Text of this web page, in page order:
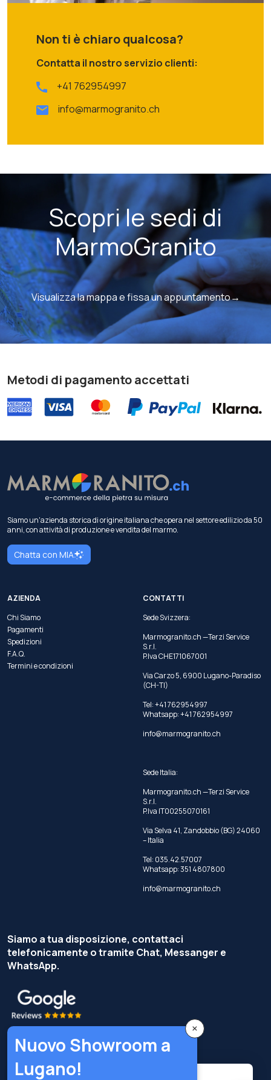
Non ti è chiaro qualcosa?
Contatta il nostro servizio clienti:
+41 762954997
info@marmogranito.ch
Scopri le sedi di
MarmoGranito
Visualizza la mappa e fissa un appuntamento→
Metodi di pagamento accettati
Siamo un'azienda storica di origine italiana che opera nel settore edilizio da 50
anni, con attività di produzione e vendita del marmo.
Chatta con MIA
AZIENDA
Chi Siamo
Pagamenti
Spedizioni
F.A.Q.
Termini e condizioni
CONTATTI
Sede Svizzera:
Marmogranito.ch —Terzi Service
S.r.l.
P.Iva CHE171067001
Via Carzo 5, 6900 Lugano-Paradiso
(CH-TI)
Tel: +41 762954997
Whatsapp:+41 762954997
info@marmogranito.ch
Sede Italia:
Marmogranito.ch —Terzi Service
S.r.l.
P.Iva IT00255070161
Via Selva 41, Zandobbio (BG) 24060
– Italia
Tel: 035.42.57007
Whatsapp:351 4807800
info@marmogranito.ch
Siamo a tua disposizione, contattaci
telefonicamente o tramite Chat, Messanger e
WhatsApp.
×
Nuovo Showroom a
Lugano!